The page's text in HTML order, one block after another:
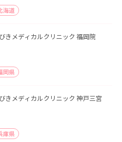
海道
きメディカルクリニック 福岡院
岡県
きメディカルクリニック 神戸三宮
庫県